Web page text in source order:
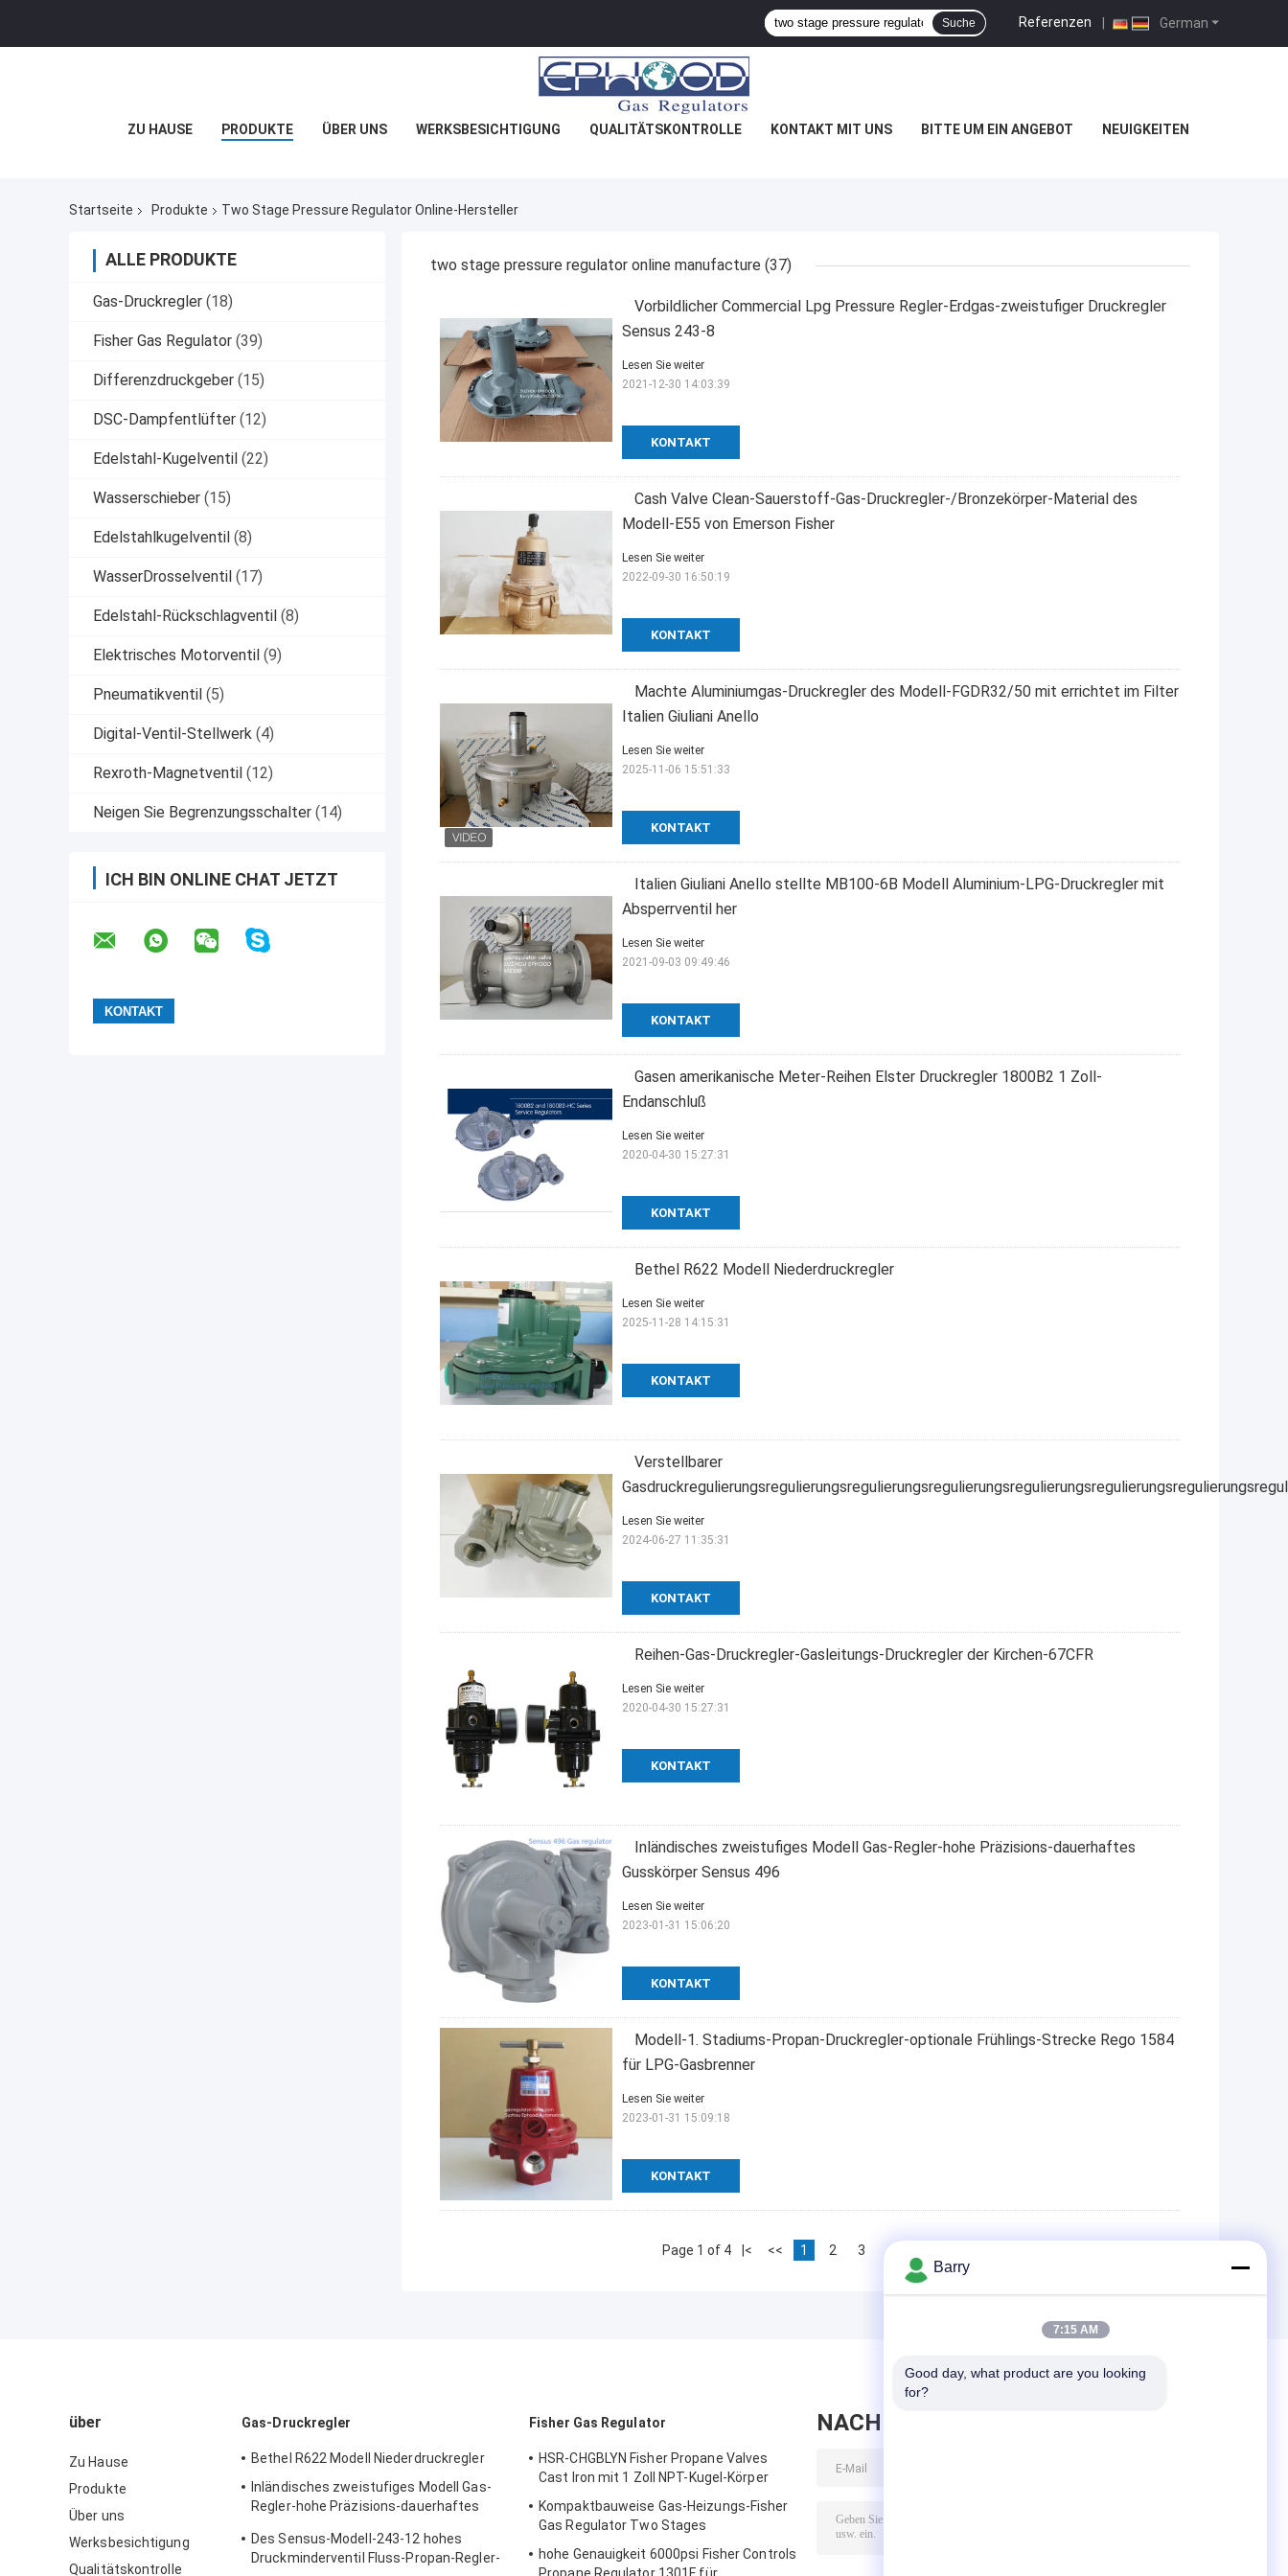
German
Referenzen |
Suche
ZU HAUSE PRODUKTE ÜBER UNS WERKSBESICHTIGUNG QUALITÄTSKONTROLLE KONTAKT MIT UNS BITTE UM EIN ANGEBOT NEUIGKEITEN
Startseite Produkte Two Stage Pressure Regulator Online-Hersteller
ALLE PRODUKTE
Gas-Druckregler (18)
Fisher Gas Regulator (39)
Differenzdruckgeber (15)
DSC-Dampfentlüfter (12)
Edelstahl-Kugelventil (22)
Wasserschieber (15)
Edelstahlkugelventil (8)
WasserDrosselventil (17)
Edelstahl-Rückschlagventil (8)
Elektrisches Motorventil (9)
Pneumatikventil (5)
Digital-Ventil-Stellwerk (4)
Rexroth-Magnetventil (12)
Neigen Sie Begrenzungsschalter (14)
ICH BIN ONLINE CHAT JETZT
two stage pressure regulator online manufacture (37)
Vorbildlicher Commercial Lpg Pressure Regler-Erdgas-zweistufiger Druckregler
Sensus 243-8
KONTAKT
Lesen Sie weiter
2021-12-30 14:03:39
Cash Valve Clean-Sauerstoff-Gas-Druckregler-/Bronzekörper-Material des
Modell-E55 von Emerson Fisher
KONTAKT
Lesen Sie weiter
2022-09-30 16:50:19
Machte Aluminiumgas-Druckregler des Modell-FGDR32/50 mit errichtet im Filter
Italien Giuliani Anello
KONTAKT
Lesen Sie weiter
2025-11-06 15:51:33
Italien Giuliani Anello stellte MB100-6B Modell Aluminium-LPG-Druckregler mit
Absperrventil her
KONTAKT
Lesen Sie weiter
2021-09-03 09:49:46
Gasen amerikanische Meter-Reihen Elster Druckregler 1800B2 1 Zoll-
Endanschluß
KONTAKT
Lesen Sie weiter
2020-04-30 15:27:31
Bethel R622 Modell Niederdruckregler
KONTAKT
Lesen Sie weiter
2025-11-28 14:15:31
Verstellbarer
KONTAKT
Lesen Sie weiter
2024-06-27 11:35:31
Reihen-Gas-Druckregler-Gasleitungs-Druckregler der Kirchen-67CFR
KONTAKT
Lesen Sie weiter
2020-04-30 15:27:31
Inländisches zweistufiges Modell Gas-Regler-hohe Präzisions-dauerhaftes
Gusskörper Sensus 496
KONTAKT
Lesen Sie weiter
2023-01-31 15:06:20
Modell-1. Stadiums-Propan-Druckregler-optionale Frühlings-Strecke Rego 1584
für LPG-Gasbrenner
KONTAKT
Lesen Sie weiter
2023-01-31 15:09:18
Page 1 of 4 |< << 1 2 3 4
über
Zu Hause
Produkte
Über uns
Werksbesichtigung
Qualitätskontrolle
Gas-Druckregler
Bethel R622 Modell Niederdruckregler
Inländisches zweistufiges Modell Gas-
Regler-hohe Präzisions-dauerhaftes
Des Sensus-Modell-243-12 hohes
Druckminderventil Fluss-Propan-Regler-
Fisher Gas Regulator
HSR-CHGBLYN Fisher Propane Valves
Cast Iron mit 1 Zoll NPT-Kugel-Körper
Kompaktbauweise Gas-Heizungs-Fisher
Gas Regulator Two Stages
hohe Genauigkeit 6000psi Fisher Controls
NACHRICHT HINTERLASSEN
Barry
7:15 AM
Good day, what product are you looking
for?